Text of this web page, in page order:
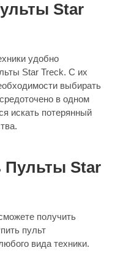
Star
удобно
Star Treck. С их
выбирать
в одном
искать потерянный
Пульты Star
получить
пульт
вида техники.